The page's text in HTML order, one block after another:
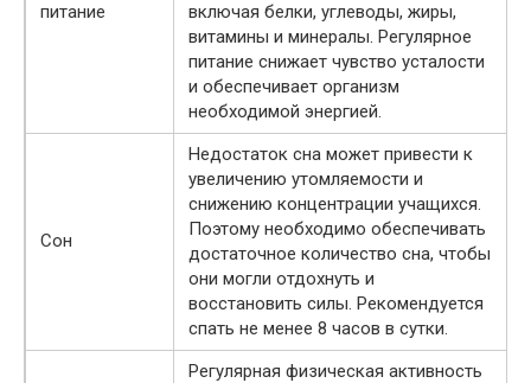
питание
включая белки, углеводы, жиры,
витамины и минералы. Регулярное
питание снижает чувство усталости
и обеспечивает организм
необходимой энергией.
Сон
Недостаток сна может привести к
увеличению утомляемости и
снижению концентрации учащихся.
Поэтому необходимо обеспечивать
достаточное количество сна, чтобы
они могли отдохнуть и
восстановить силы. Рекомендуется
спать не менее 8 часов в сутки.
Регулярная физическая активность